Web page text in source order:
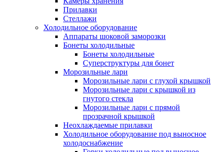
Прилавки
Стеллажи
Холодильное оборудование
Аппараты шоковой заморозки
Бонеты холодильные
Бонеты холодильные
Суперструктуры для бонет
Морозильные лари
Морозильные лари с глухой крышкой
Морозильные лари с крышкой из
гнутого стекла
Морозильные лари с прямой
прозрачной крышкой
Неохлаждаемые прилавки
Холодильное оборудование под выносное
холодоснабжение